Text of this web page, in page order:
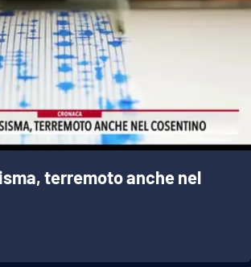
terremoto anche nel